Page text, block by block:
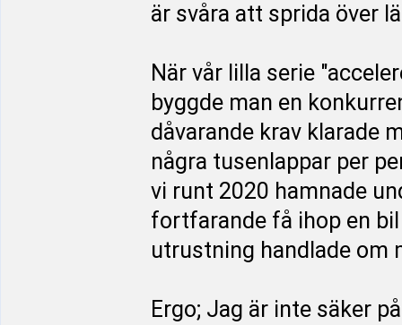
är svåra att sprida över
När vår lilla serie
byggde man en
dåvarande krav klarade
några tusenlappar per
vi runt 2020 hamnade
fortfarande få ihop en
utrustning handlade om
Ergo; Jag är inte säker